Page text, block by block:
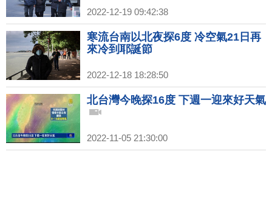
2022-12-19 09:42:38
寒流台南以北夜探6度 冷空氣21日再
來冷到耶誕節
2022-12-18 18:28:50
北台灣今晚探16度 下週一迎來好天氣
2022-11-05 21:30:00